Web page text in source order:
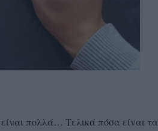
πολλά… Τελικά πόσα είναι τα